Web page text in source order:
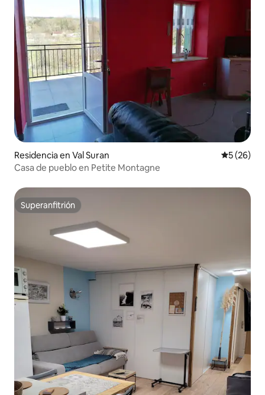
Residencia en Val Suran
5 (26)
Casa de pueblo en Petite Montagne
Superanfitrión
Superanfitrión